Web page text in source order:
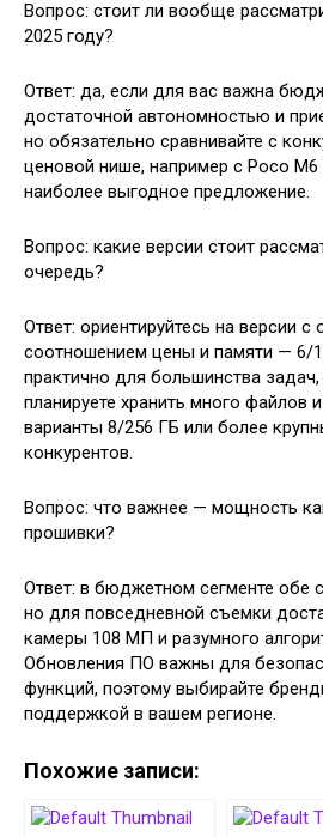
Вопрос: стоит ли вообще
2025 году?
Ответ: да, если для вас важна
достаточной автономностью и
но обязательно сравнивайте с
ценовой нише, например с Poco
наиболее выгодное предложение.
Вопрос: какие версии стоит
очередь?
Ответ: ориентируйтесь на версии
соотношением цены и памяти — 6/
практично для большинства
планируете хранить много файлов
варианты 8/256 ГБ или более
конкурентов.
Вопрос: что важнее — мощность
прошивки?
Ответ: в бюджетном сегменте обе
но для повседневной съемки
камеры 108 МП и разумного
Обновления ПО важны для
функций, поэтому выбирайте
поддержкой в вашем регионе.
Похожие записи: